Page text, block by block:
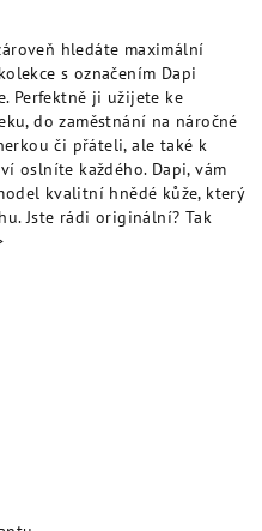
hledáte maximální
s označením Dapi
Perfektně ji užijete ke
do zaměstnání na náročné
či přáteli, ale také k
oslníte každého. Dapi, vám
kvalitní hnědé kůže, který
Jste rádi originální? Tak